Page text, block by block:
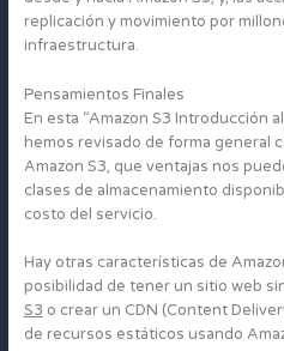
replicación y movimiento por
infraestructura.
Pensamientos Finales
En esta “Amazon S3 Introducción
hemos revisado de forma general
Amazon S3, que ventajas nos
clases de almacenamiento
costo del servicio.
Hay otras características de
posibilidad de tener un sitio web
S3 o crear un CDN (Content
de recursos estáticos usando